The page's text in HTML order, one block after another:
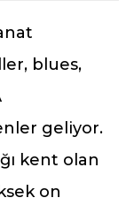
blues,
geliyor.
kent olan
on